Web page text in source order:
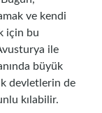
ve kendi
için bu
ile
büyük
devletlerin de
kılabilir.